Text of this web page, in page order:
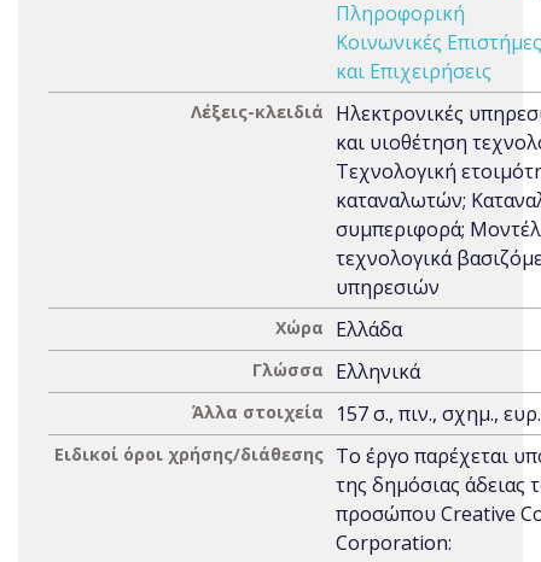
Πληροφορική
Κοινωνικές Επιστήμες
και Επιχειρήσεις
Λέξεις-κλειδιά
Ηλεκτρονικές
και υιοθέτηση
Τεχνολογική
καταναλωτών;
συμπεριφορά;
τεχνολογικά
υπηρεσιών
Χώρα Ελλάδα
Γλώσσα Ελληνικά
Άλλα στοιχεία 157 σ., πιν., σχημ., ευρ.
Ειδικοί όροι χρήσης/διάθεσης Το έργο παρέχεται
της δημόσιας άδειας
προσώπου Creative
Corporation: